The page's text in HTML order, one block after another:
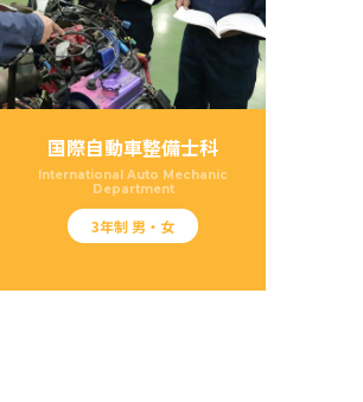
国際自動車整備士科
International Auto Mechanic
Department
3年制 男・女